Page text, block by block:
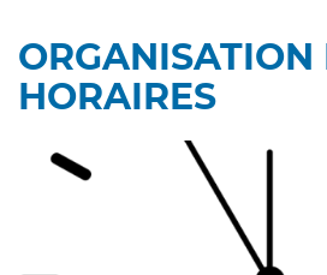
ORGANISATION
HORAIRES